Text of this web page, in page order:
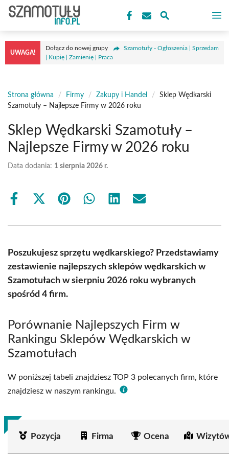
Przejdź
treści
UWAGA!
Dołącz do nowej grupy
Szamotuły - Ogłoszenia | Sprzedam
| Kupię | Zamienię | Praca
Strona główna / Firmy / Zakupy i Handel /
Sklep Wędkarski
Szamotuły – Najlepsze Firmy w 2026 roku
Sklep Wędkarski Szamotuły –
Najlepsze Firmy w 2026 roku
Data dodania: 1 sierpnia 2026 r.
Share
Share
(Twitter)
Share Share Share Share
Poszukujesz sprzętu wędkarskiego? Przedstawiamy
zestawienie najlepszych sklepów wędkarskich w
Szamotułach w sierpniu 2026 roku wybranych
spośród 4 firm.
Porównanie Najlepszych Firm w
Rankingu Sklepów Wędkarskich w
Szamotułach
W poniższej tabeli znajdziesz TOP 3 polecanych firm, które
znajdziesz w naszym rankingu.
Pozycja Firma Ocena